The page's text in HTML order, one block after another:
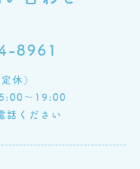
8961
休）
～19:00
話ください